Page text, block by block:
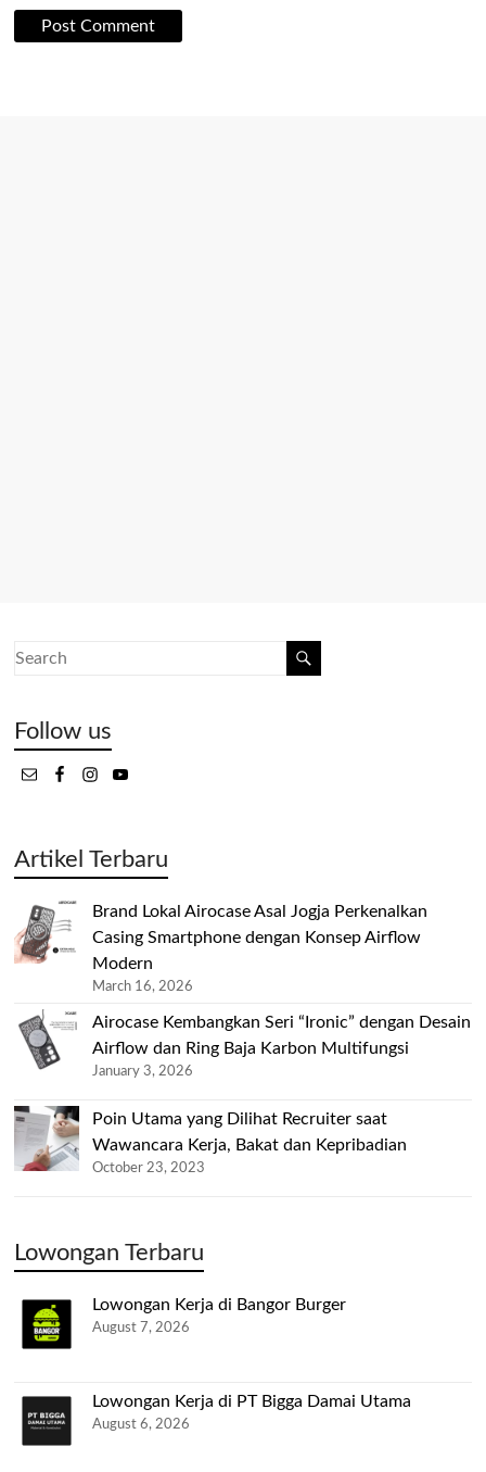
Follow us
Artikel Terbaru
Brand Lokal Airocase Asal Jogja Perkenalkan
Casing Smartphone dengan Konsep Airflow
Modern
March 16, 2026
Airocase Kembangkan Seri “Ironic” dengan Desain
Airflow dan Ring Baja Karbon Multifungsi
January 3, 2026
Poin Utama yang Dilihat Recruiter saat
Wawancara Kerja, Bakat dan Kepribadian
October 23, 2023
Lowongan Terbaru
Lowongan Kerja di Bangor Burger
August 7, 2026
Lowongan Kerja di PT Bigga Damai Utama
August 6, 2026